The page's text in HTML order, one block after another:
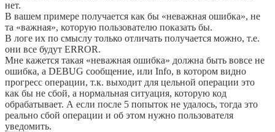
нет.
В вашем примере получается как бы «неважная ошибка», не
та «важная», которую пользователю показать бы.
В логе их по смыслу только отличать получается можно, т.е.
они все будут ERROR.
Мне кажется такая «неважная ошибка» должна быть вовсе не
ошибка, a DEBUG сообщение, или Info, в котором видно
прогресс операции, т.к. выходит для цельной операции это
как бы не сбой, а нормальная ситуация, которую код
обрабатывает. А если после 5 попыток не удалось, тогда это
реально сбой операции и об этом нужно пользователя
уведомить.